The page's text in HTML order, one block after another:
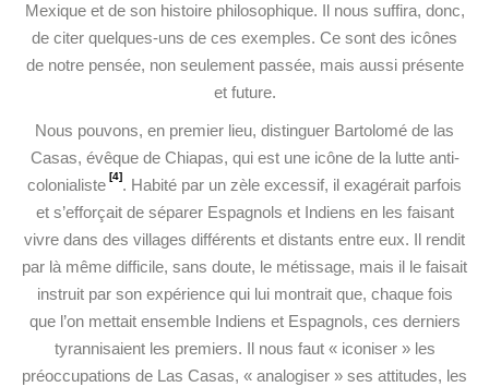
Mexique et de son histoire philosophique. Il nous suffira, donc,
de citer quelques-uns de ces exemples. Ce sont des icônes
de notre pensée, non seulement passée, mais aussi présente
et future.
Nous pouvons, en premier lieu, distinguer Bartolomé de las
Casas, évêque de Chiapas, qui est une icône de la lutte anti-
colonialiste [4]. Habité par un zèle excessif, il exagérait parfois
et s’efforçait de séparer Espagnols et Indiens en les faisant
vivre dans des villages différents et distants entre eux. Il rendit
par là même difficile, sans doute, le métissage, mais il le faisait
instruit par son expérience qui lui montrait que, chaque fois
que l’on mettait ensemble Indiens et Espagnols, ces derniers
tyrannisaient les premiers. Il nous faut « iconiser » les
préoccupations de Las Casas, « analogiser » ses attitudes, les